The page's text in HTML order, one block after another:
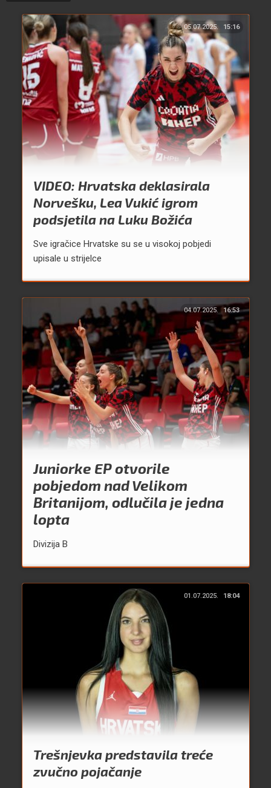
05.07.2025. 15:16
VIDEO: Hrvatska deklasirala
Norvešku, Lea Vukić igrom
podsjetila na Luku Božića
Sve igračice Hrvatske su se u visokoj pobjedi
upisale u strijelce
04.07.2025. 16:53
Juniorke EP otvorile
pobjedom nad Velikom
Britanijom, odlučila je jedna
lopta
Divizija B
01.07.2025. 18:04
Trešnjevka predstavila treće
zvučno pojačanje